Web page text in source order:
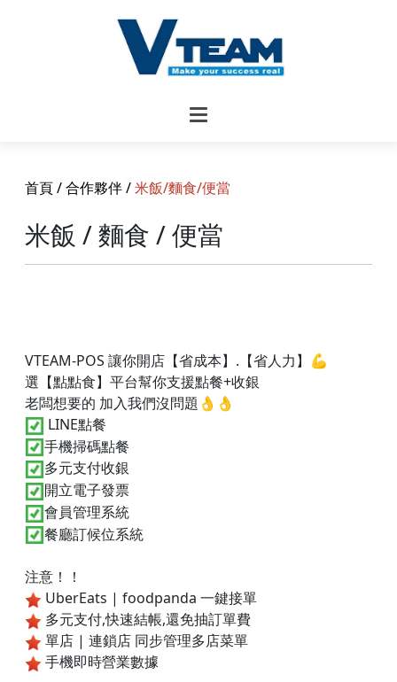
首頁/合作夥伴/米飯/麵食/便當
米飯 / 麵食 / 便當
VTEAM-POS 讓你開店【省成本】.【省人力】💪
選【點點食】平台幫你支援點餐+收銀
老闆想要的 加入我們沒問題👌👌
LINE點餐
手機掃碼點餐
多元支付收銀
開立電子發票
會員管理系統
餐廳訂候位系統
注意！！
UberEats | foodpanda 一鍵接單
多元支付,快速結帳,還免抽訂單費
單店 | 連鎖店 同步管理多店菜單
手機即時營業數據